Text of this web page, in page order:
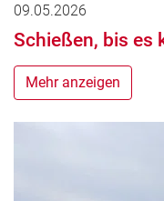
09.05.2026
Schießen, bis es
Mehr anzeigen